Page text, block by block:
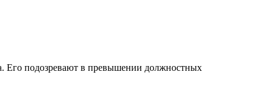
Его подозревают в превышении должностных